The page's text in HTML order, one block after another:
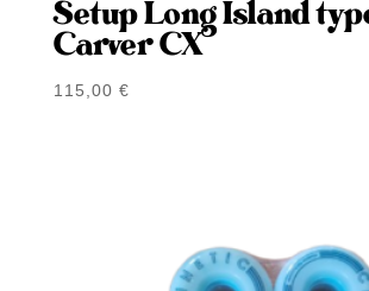
Setup Long Island
Carver CX
115,00 €